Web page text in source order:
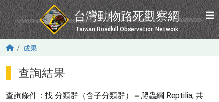
移至主內容
台灣動物路死觀察網
Taiwan Roadkill Observation Network
成果
查詢結果
查詢條件：找 分類群（含子分類群）＝爬蟲綱 Reptilia, 共